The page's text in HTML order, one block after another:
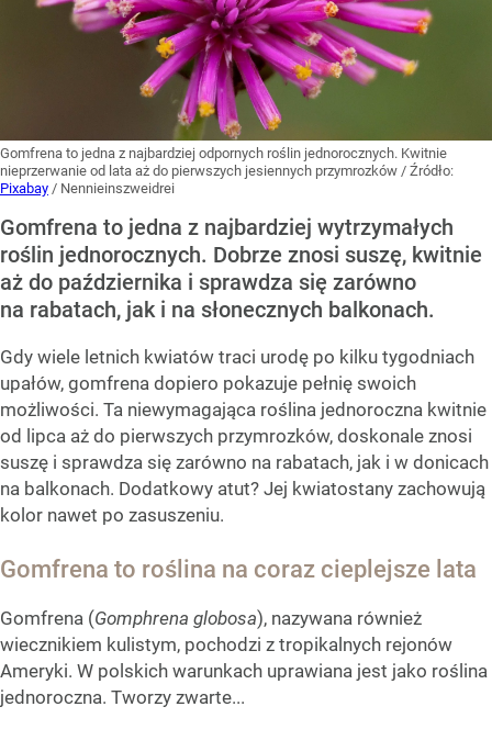
Gomfrena to jedna z najbardziej odpornych roślin jednorocznych. Kwitnie
nieprzerwanie od lata aż do pierwszych jesiennych przymrozków / Źródło:
Pixabay / Nennieinszweidrei
Gomfrena to jedna z najbardziej wytrzymałych
roślin jednorocznych. Dobrze znosi suszę, kwitnie
aż do października i sprawdza się zarówno
na rabatach, jak i na słonecznych balkonach.
Gdy wiele letnich kwiatów traci urodę po kilku tygodniach
upałów, gomfrena dopiero pokazuje pełnię swoich
możliwości. Ta niewymagająca roślina jednoroczna kwitnie
od lipca aż do pierwszych przymrozków, doskonale znosi
suszę i sprawdza się zarówno na rabatach, jak i w donicach
na balkonach. Dodatkowy atut? Jej kwiatostany zachowują
kolor nawet po zasuszeniu.
Gomfrena to roślina na coraz cieplejsze lata
Gomfrena (Gomphrena globosa), nazywana również
wiecznikiem kulistym, pochodzi z tropikalnych rejonów
Ameryki. W polskich warunkach uprawiana jest jako roślina
jednoroczna. Tworzy zwarte...